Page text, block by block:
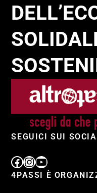
SEGUICI SUI
4PASSI È